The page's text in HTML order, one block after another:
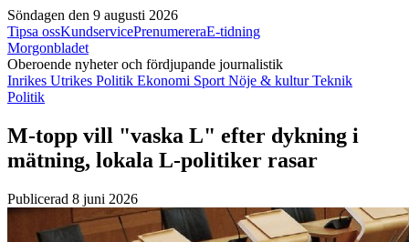
Söndagen den 9 augusti 2026
Tipsa ossKundservicePrenumereraE-tidning
Morgonbladet
Oberoende nyheter och fördjupande journalistik
Inrikes Utrikes Politik Ekonomi Sport Nöje & kulturTeknik
Politik
M-topp vill "vaska L" efter dykning i
mätning, lokala L-politiker rasar
Publicerad 8 juni 2026